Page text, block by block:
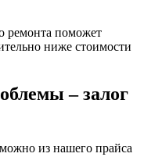
ремонта поможет
ниже стоимости
– залог
из нашего прайса